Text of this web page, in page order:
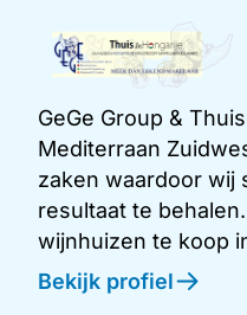
GeGe Group &
Mediterraan
zaken waardoor wij
resultaat te
wijnhuizen te koop
Bekijk profiel